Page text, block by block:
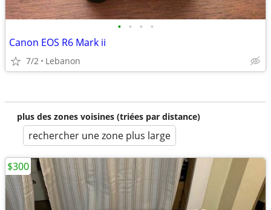
• • • •
Canon EOS R6 Mark ii
7/2 Lebanon
plus des zones voisines (triées par distance)
rechercher une zone plus large
$300